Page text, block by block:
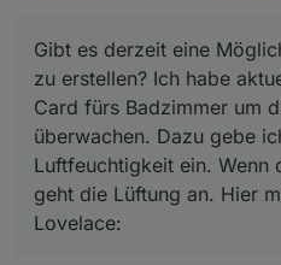
Luftfeuchtigkeit ein.
geht die Lüftung an.
Gibt es derzeit eine
zu erstellen? Ich habe
Card fürs Badzimmer um
überwachen. Dazu gebe
Luftfeuchtigkeit ein. Wenn
geht die Lüftung an. Hier
Lovelace: